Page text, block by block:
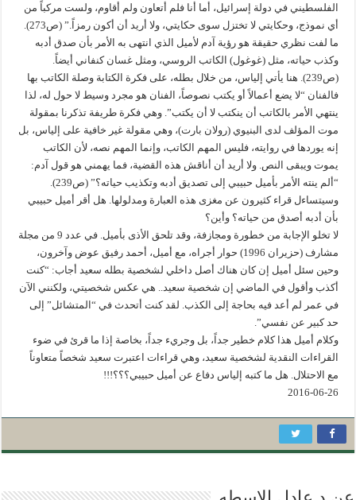
الفلسطيني في دولة إسرائيل، أما أنا فلم أتعاون ولم أقاوم، ولست مركباً من
أي نموذج، وحكايتي لا تختزل سوى حكايتي، ولا أريد أن أكون رمزاً.” (ص273).
ما لفت نظري حقيقة هو رؤية آدم لأميل الذي انتهى به الأمر بأن صدق أدبه
وكذب حياته، مثل (غوغول) الكاتب الروسي، ومثل غسان كنفاني أيضاً.
(ص239). هنا يأتي إلياس، من خلال بطله، على فكرة الكتابة وصلة الكاتب بها
فالفنان “لا يضع أعمالاً أو يكتب نصوصاً، الفنان هو مجرد وسيط لا حول له، لذا
ينتهي الأمر بالكاتب أن ينكتب لا أن يكتب”. وهي فكرة طريفة تذكرنا بمقولة
موت المؤلف لدى البنيوي (رولان بارت)، وهي مقولة غير خافية على إلياس، بل
إنه يوردها في روايته، فليس المهم الكاتب، وإنما المهم نصه، لأن الكاتب
يموت ويبقى النص. ولا أريد أن أناقش هذه القضية، فما يهمني هو قول آدم:
“ألم ينته الأمر بأميل حبيبي إلى تصديق أدبه وتكذيب حياته؟” (ص239).
وسيتساءل قراء كثيرون عن مغزى هذه العبارة ومدلولها. هل أقر أميل حبيبي
بأن أدبه أصدق من حياته؟ وأين؟
لا تخلو الإجابة من خطورة ومجازفة، وقد تلحق الأذى بأميل. في عدد 9 من مجلة
مشارف (حزيران 1996) حوار أجراه، مع أميل، أحمد رفيق عوض وآخرون،
وحين سئل أميل إن كان هناك أصل داخلي لشخصية بطله سعيد أجاب: “كنت
أكذب وأقول في الماضي إن شخصية سعيد.. هي عكس شخصيتي، ولكنني الآن
في عمر لم أعد فيه بحاجة إلى الكذب. لقد كنت أتحدث في “المتشائل” إلى
حد كبير عن نفسي”.
وكلام أميل هذا كلام خطير جداً، بل وجريء جداً، بخاصة إذا ما قرئ في ضوء
القراءات النقدية لشخصية سعيد، وهي قراءات اعتبرت سعيد شخصاً متعاوناً
مع الاحتلال. هل ما كتبه إلياس دفاع عن أميل حبيبي؟؟؟!!!
2016-06-26